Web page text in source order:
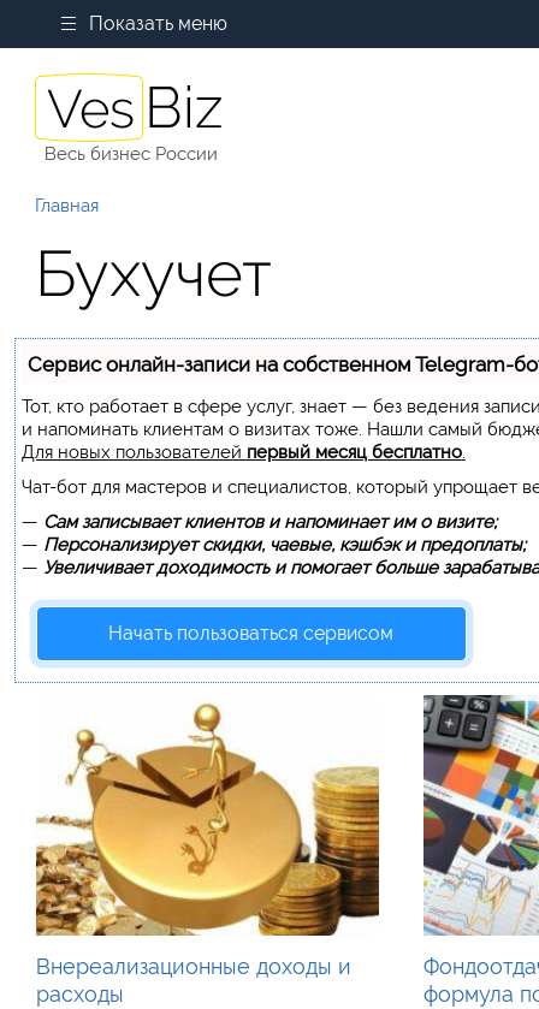
Показать меню
Весь бизнес России
Главная
Бухучет
Сервис онлайн-записи на собственном Telegram-
Тот, кто работает в сфере услуг, знает — без ведения
и напоминать клиентам о визитах тоже. Нашли самый
Для новых пользователей первый месяц бесплатно.
Чат-бот для мастеров и специалистов, который упрощает
— Сам записывает клиентов и напоминает им о визите;
— Персонализирует скидки, чаевые, кэшбэк и предоплаты;
— Увеличивает доходимость и помогает больше
Начать пользоваться сервисом
Внереализационные доходы и
расходы
формула